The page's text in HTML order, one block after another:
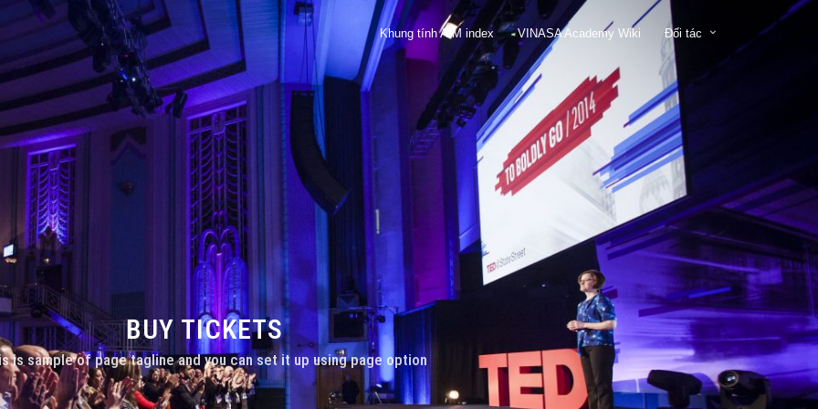
Khung tính AIM index VINASA Academy Wiki Đối tác
BUY TICKETS
is sample of page tagline and you can set it up using page option